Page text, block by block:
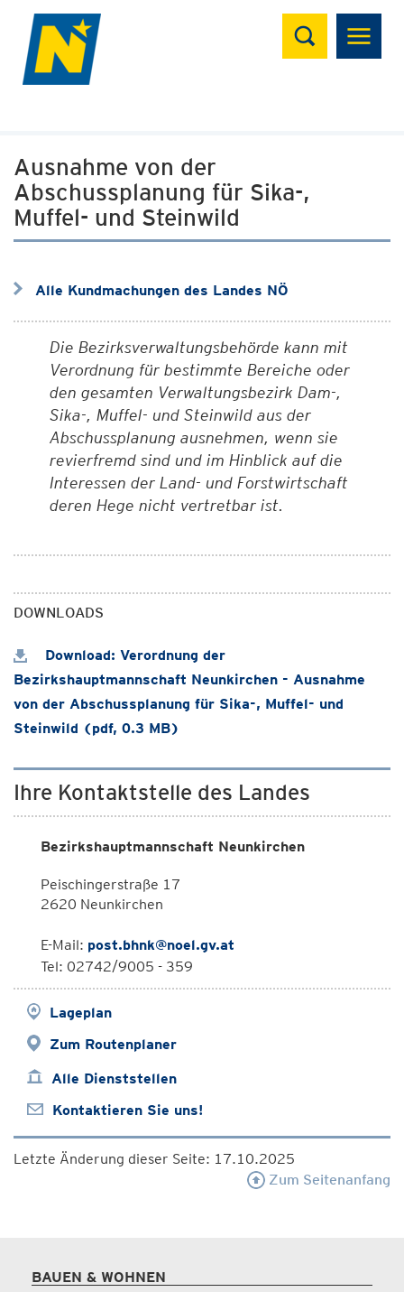
Suchen
Ausnahme von der
Abschussplanung für Sika-,
Muffel- und Steinwild
Alle Kundmachungen des Landes NÖ
Die Bezirksverwaltungsbehörde kann mit
Verordnung für bestimmte Bereiche oder
den gesamten Verwaltungsbezirk Dam-,
Sika-, Muffel- und Steinwild aus der
Abschussplanung ausnehmen, wenn sie
revierfremd sind und im Hinblick auf die
Interessen der Land- und Forstwirtschaft
deren Hege nicht vertretbar ist.
DOWNLOADS
Download: Verordnung der
Bezirkshauptmannschaft Neunkirchen - Ausnahme
von der Abschussplanung für Sika-, Muffel- und
Steinwild (pdf, 0.3 MB)
Ihre Kontaktstelle des Landes
Bezirkshauptmannschaft Neunkirchen
Peischingerstraße 17
2620 Neunkirchen
E-Mail: post.bhnk@noel.gv.at
Tel: 02742/9005 - 359
Lageplan
Zum Routenplaner
Alle Dienststellen
Kontaktieren Sie uns!
Letzte Änderung dieser Seite: 17.10.2025
Zum Seitenanfang
BAUEN & WOHNEN